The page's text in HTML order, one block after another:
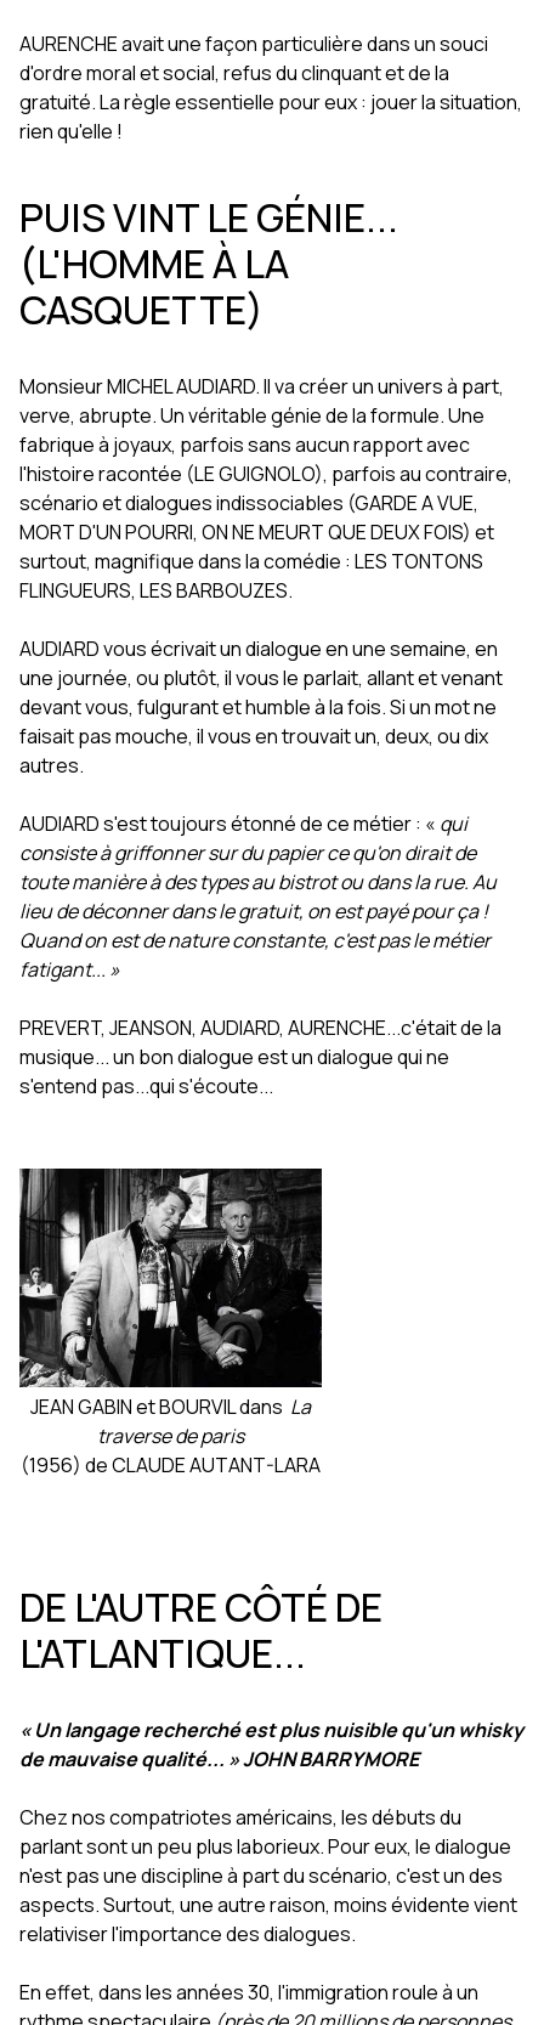
AURENCHE avait une façon particulière dans un souci
d'ordre moral et social, refus du clinquant et de la
gratuité. La règle essentielle pour eux : jouer la situation,
rien qu'elle !
PUIS VINT LE GÉNIE...
(L'HOMME À LA
CASQUETTE)
Monsieur MICHEL AUDIARD. Il va créer un univers à part,
verve, abrupte. Un véritable génie de la formule. Une
fabrique à joyaux, parfois sans aucun rapport avec
l'histoire racontée (LE GUIGNOLO), parfois au contraire,
scénario et dialogues indissociables (GARDE A VUE,
MORT D'UN POURRI, ON NE MEURT QUE DEUX FOIS) et
surtout, magnifique dans la comédie : LES TONTONS
FLINGUEURS, LES BARBOUZES.
AUDIARD vous écrivait un dialogue en une semaine, en
une journée, ou plutôt, il vous le parlait, allant et venant
devant vous, fulgurant et humble à la fois. Si un mot ne
faisait pas mouche, il vous en trouvait un, deux, ou dix
autres.
AUDIARD s'est toujours étonné de ce métier : « qui
consiste à griffonner sur du papier ce qu'on dirait de
toute manière à des types au bistrot ou dans la rue. Au
lieu de déconner dans le gratuit, on est payé pour ça !
Quand on est de nature constante, c'est pas le métier
fatigant... »
PREVERT, JEANSON, AUDIARD, AURENCHE...c'était de la
musique... un bon dialogue est un dialogue qui ne
s'entend pas...qui s'écoute...
JEAN GABIN et BOURVIL dans La
traverse de paris
(1956) de CLAUDE AUTANT-LARA
DE L'AUTRE CÔTÉ DE
L'ATLANTIQUE...
« Un langage recherché est plus nuisible qu'un whisky
de mauvaise qualité... » JOHN BARRYMORE
Chez nos compatriotes américains, les débuts du
parlant sont un peu plus laborieux. Pour eux, le dialogue
n'est pas une discipline à part du scénario, c'est un des
aspects. Surtout, une autre raison, moins évidente vient
relativiser l'importance des dialogues.
En effet, dans les années 30, l'immigration roule à un